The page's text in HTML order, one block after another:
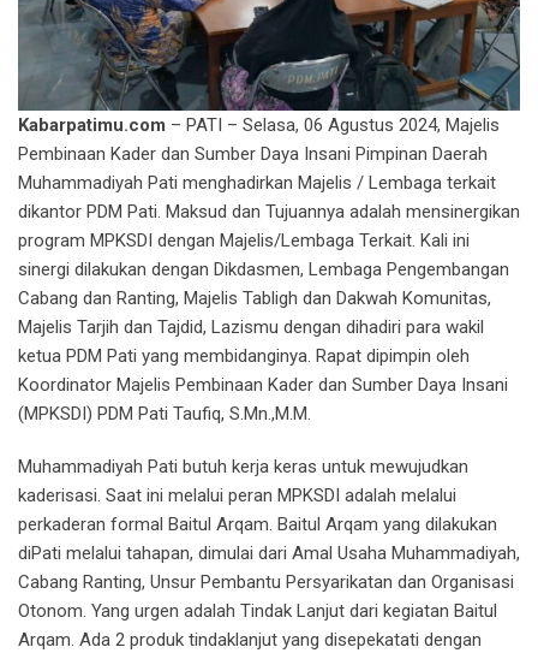
Kabarpatimu.com – PATI – Selasa, 06 Agustus 2024, Majelis
Pembinaan Kader dan Sumber Daya Insani Pimpinan Daerah
Muhammadiyah Pati menghadirkan Majelis / Lembaga terkait
dikantor PDM Pati. Maksud dan Tujuannya adalah mensinergikan
program MPKSDI dengan Majelis/Lembaga Terkait. Kali ini
sinergi dilakukan dengan Dikdasmen, Lembaga Pengembangan
Cabang dan Ranting, Majelis Tabligh dan Dakwah Komunitas,
Majelis Tarjih dan Tajdid, Lazismu dengan dihadiri para wakil
ketua PDM Pati yang membidanginya. Rapat dipimpin oleh
Koordinator Majelis Pembinaan Kader dan Sumber Daya Insani
(MPKSDI) PDM Pati Taufiq, S.Mn.,M.M.
Muhammadiyah Pati butuh kerja keras untuk mewujudkan
kaderisasi. Saat ini melalui peran MPKSDI adalah melalui
perkaderan formal Baitul Arqam. Baitul Arqam yang dilakukan
diPati melalui tahapan, dimulai dari Amal Usaha Muhammadiyah,
Cabang Ranting, Unsur Pembantu Persyarikatan dan Organisasi
Otonom. Yang urgen adalah Tindak Lanjut dari kegiatan Baitul
Arqam. Ada 2 produk tindaklanjut yang disepekatati dengan